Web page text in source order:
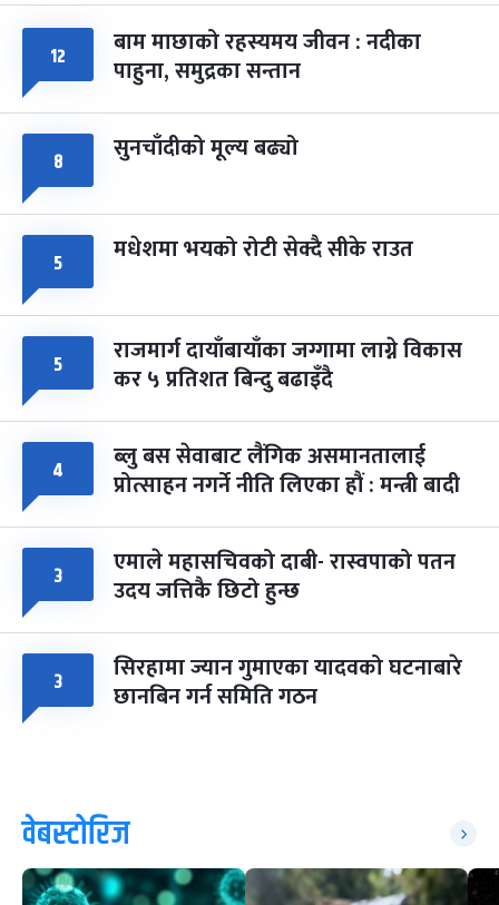
८ फागुपूर्णिमा
चैत्र ८, २०८३-Mar 22, 2027
७ महिना बाँकी
१२ बाम माछाको रहस्यमय जीवन : नदीका
पाहुना, समुद्रका सन्तान
८ सुनचाँदीको मूल्य बढ्यो
५ मधेशमा भयको रोटी सेक्दै सीके राउत
५ राजमार्ग दायाँबायाँका जग्गामा लाग्ने विकास
कर ५ प्रतिशत बिन्दु बढाइँदै
४ ब्लु बस सेवाबाट लैंगिक असमानतालाई
प्रोत्साहन नगर्ने नीति लिएका हौं : मन्त्री बादी
३ एमाले महासचिवको दाबी- रास्वपाको पतन
उदय जत्तिकै छिटो हुन्छ
३ सिरहामा ज्यान गुमाएका यादवको घटनाबारे
छानबिन गर्न समिति गठन
वेबस्टोरिज